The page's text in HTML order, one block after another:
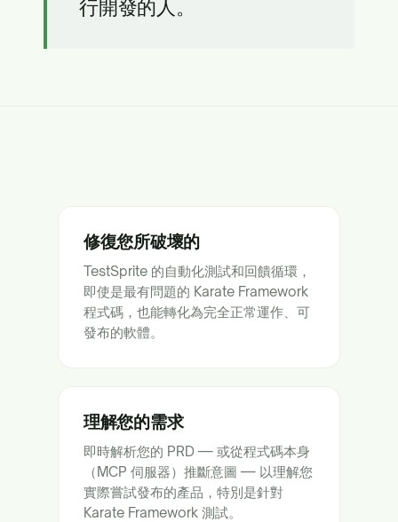
行開發的人。
修復您所破壞的
TestSprite 的自動化測試和回饋循環，
即使是最有問題的 Karate Framework
程式碼，也能轉化為完全正常運作、可
發布的軟體。
理解您的需求
即時解析您的 PRD — 或從程式碼本身
（MCP 伺服器）推斷意圖 — 以理解您
實際嘗試發布的產品，特別是針對
Karate Framework 測試。